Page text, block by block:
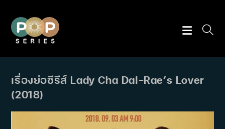
content
เรื่องย่อซีรีส์ Lady Cha Dal-Rae’s Lover
(2018)